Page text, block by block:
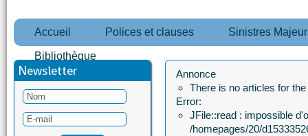
Accueil Polices et clauses Sinistres
Bibliothèque
Newsletter
Annonce
There is no articles for
Error:
JFile::read : impossible
/homepages/20/